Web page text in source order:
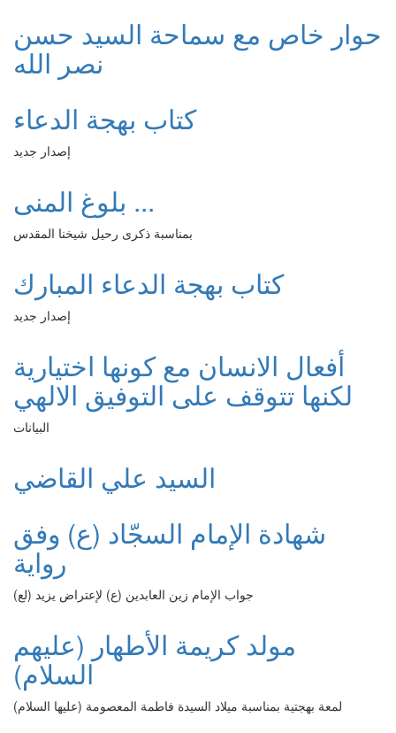
حوار خاص مع سماحة السيد حسن
نصر الله
كتاب بهجة الدعاء
إصدار جديد
بلوغ المنى ...
بمناسبة ذكرى رحيل شيخنا المقدس
كتاب بهجة الدعاء المبارك
إصدار جديد
أفعال الانسان مع كونها اختيارية
لكنها تتوقف على التوفيق الالهي
البيانات
السيد علي القاضي
شهادة الإمام السجّاد (ع) وفق
رواية
جواب الإمام زين العابدين (ع) لإعتراض يزيد (لع)
مولد كريمة الأطهار (عليهم
السلام)
لمعة بهجتية بمناسبة ميلاد السيدة فاطمة المعصومة (عليها السلام)